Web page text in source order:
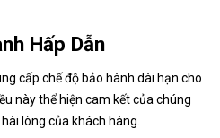
Hấp Dẫn
cấp chế độ bảo hành dài hạn cho
này thể hiện cam kết của chúng
lòng của khách hàng.